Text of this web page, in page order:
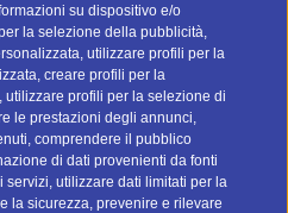
su dispositivo e/o
la selezione della pubblicità,
utilizzare profili per la
creare profili per la
profili per la selezione di
le prestazioni degli annunci,
comprendere il pubblico
di dati provenienti da fonti
utilizzare dati limitati per la
la sicurezza, prevenire e rilevare
Pagamento
social